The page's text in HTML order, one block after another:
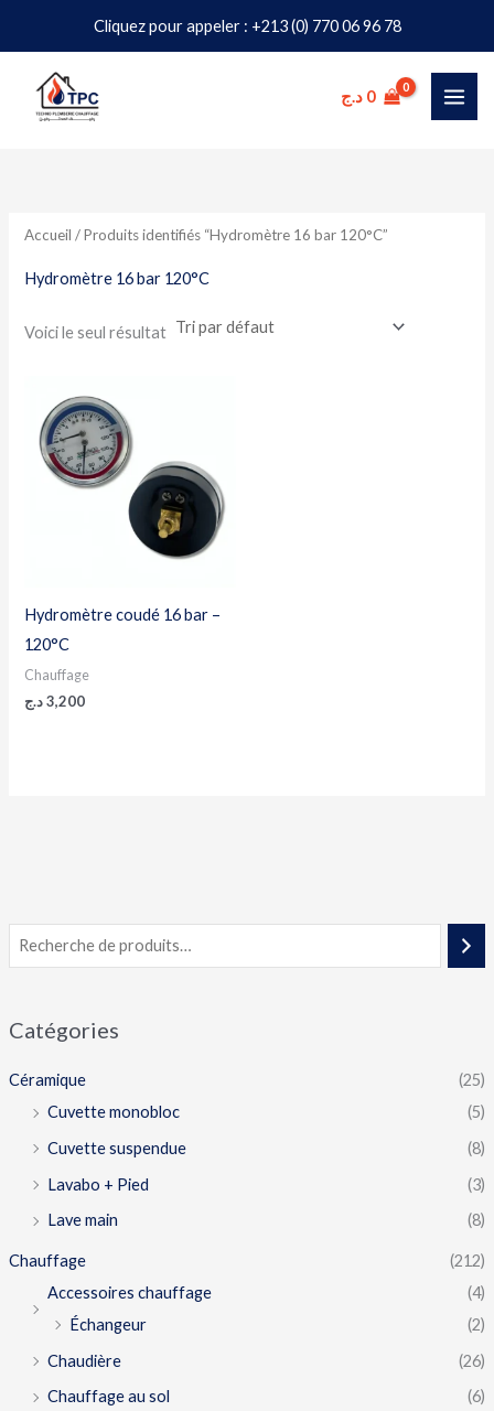
Cliquez pour appeler : +213 (0) 770 06 96 78
contenu
0 د.ج
Catégories
Céramique
(25)
Cuvette monobloc
(5)
Cuvette suspendue
(8)
Lavabo + Pied
(3)
Lave main
(8)
Chauffage
(212)
Accessoires chauffage
(4)
Échangeur
(2)
Chaudière
(26)
Chauffage au sol
(6)
Accueil / Produits identifiés “Hydromètre 16 bar 120°C”
Hydromètre 16 bar 120°C
Voici le seul résultat
Hydromètre coudé 16 bar –
120°C
Chauffage
3,200 د.ج